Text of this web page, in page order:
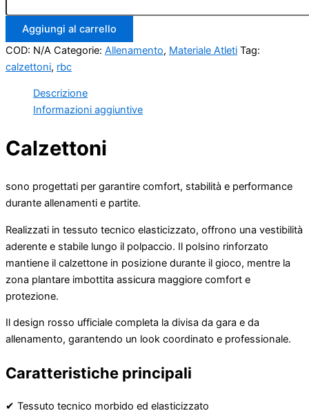
Aggiungi al carrello
COD: N/A Categorie: Allenamento, Materiale Atleti Tag:
calzettoni, rbc
Descrizione
Informazioni aggiuntive
Calzettoni
sono progettati per garantire comfort, stabilità e performance
durante allenamenti e partite.
Realizzati in tessuto tecnico elasticizzato, offrono una vestibilità
aderente e stabile lungo il polpaccio. Il polsino rinforzato
mantiene il calzettone in posizione durante il gioco, mentre la
zona plantare imbottita assicura maggiore comfort e
protezione.
Il design rosso ufficiale completa la divisa da gara e da
allenamento, garantendo un look coordinato e professionale.
Caratteristiche principali
✔ Tessuto tecnico morbido ed elasticizzato